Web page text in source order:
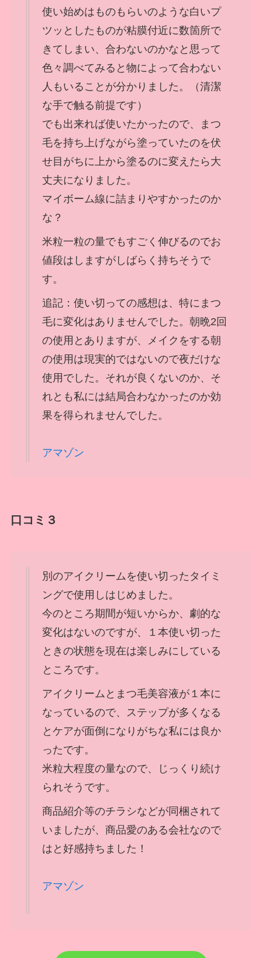
使い始めはものもらいのような白いプ
ツッとしたものが粘膜付近に数箇所で
きてしまい、合わないのかなと思って
色々調べてみると物によって合わない
人もいることが分かりました。（清潔
な手で触る前提です）
でも出来れば使いたかったので、まつ
毛を持ち上げながら塗っていたのを伏
せ目がちに上から塗るのに変えたら大
丈夫になりました。
マイボーム線に詰まりやすかったのか
な？
米粒一粒の量でもすごく伸びるのでお
値段はしますがしばらく持ちそうで
す。
追記：使い切っての感想は、特にまつ
毛に変化はありませんでした。朝晩2回
の使用とありますが、メイクをする朝
の使用は現実的ではないので夜だけな
使用でした。それが良くないのか、そ
れとも私には結局合わなかったのか効
果を得られませんでした。
アマゾン
口コミ３
別のアイクリームを使い切ったタイミ
ングで使用しはじめました。
今のところ期間が短いからか、劇的な
変化はないのですが、１本使い切った
ときの状態を現在は楽しみにしている
ところです。
アイクリームとまつ毛美容液が１本に
なっているので、ステップが多くなる
とケアが面倒になりがちな私には良か
ったです。
米粒大程度の量なので、じっくり続け
られそうです。
商品紹介等のチラシなどが同梱されて
いましたが、商品愛のある会社なので
はと好感持ちました！
アマゾン